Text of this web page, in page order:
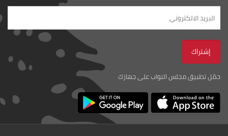
حمّل تطبيق مجلس النواب على جهازك